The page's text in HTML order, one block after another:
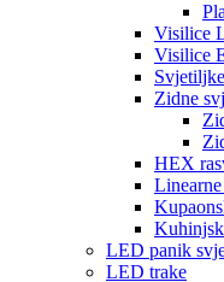
Visilice
Visilice
Zidne
HEX
LED panik
LED trake